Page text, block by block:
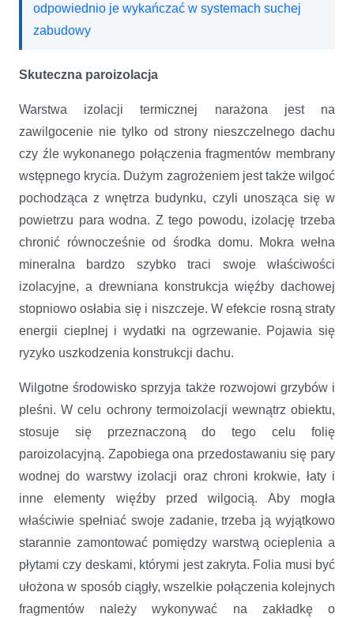
odpowiednio je wykańczać w systemach suchej
zabudowy
Skuteczna paroizolacja
Warstwa izolacji termicznej narażona jest na
zawilgocenie nie tylko od strony nieszczelnego dachu
czy źle wykonanego połączenia fragmentów membrany
wstępnego krycia. Dużym zagrożeniem jest także wilgoć
pochodząca z wnętrza budynku, czyli unosząca się w
powietrzu para wodna. Z tego powodu, izolację trzeba
chronić równocześnie od środka domu. Mokra wełna
mineralna bardzo szybko traci swoje właściwości
izolacyjne, a drewniana konstrukcja więźby dachowej
stopniowo osłabia się i niszczeje. W efekcie rosną straty
energii cieplnej i wydatki na ogrzewanie. Pojawia się
ryzyko uszkodzenia konstrukcji dachu.
Wilgotne środowisko sprzyja także rozwojowi grzybów i
pleśni. W celu ochrony termoizolacji wewnątrz obiektu,
stosuje się przeznaczoną do tego celu folię
paroizolacyjną. Zapobiega ona przedostawaniu się pary
wodnej do warstwy izolacji oraz chroni krokwie, łaty i
inne elementy więźby przed wilgocią. Aby mogła
właściwie spełniać swoje zadanie, trzeba ją wyjątkowo
starannie zamontować pomiędzy warstwą ocieplenia a
płytami czy deskami, którymi jest zakryta. Folia musi być
ułożona w sposób ciągły, wszelkie połączenia kolejnych
fragmentów należy wykonywać na zakładkę o